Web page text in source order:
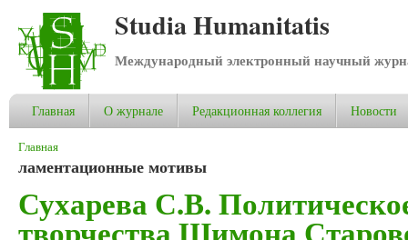
Studia Humanitatis
Международный электронный научный
Главная О журнале Редакционная коллегия Новости
Вы здесь
Главная
ламентационные мотивы
Сухарева С.В.